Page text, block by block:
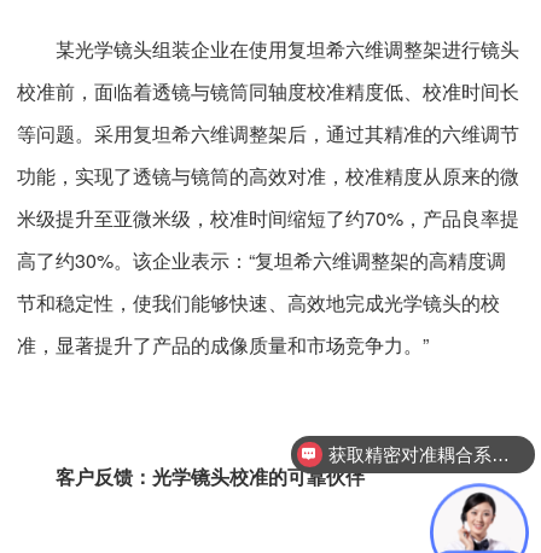
某光学镜头组装企业在使用复坦希六维调整架进行镜头
校准前，面临着透镜与镜筒同轴度校准精度低、校准时间长
等问题。采用复坦希六维调整架后，通过其精准的六维调节
功能，实现了透镜与镜筒的高效对准，校准精度从原来的微
米级提升至亚微米级，校准时间缩短了约70%，产品良率提
高了约30%。该企业表示：“复坦希六维调整架的高精度调
节和稳定性，使我们能够快速、高效地完成光学镜头的校
准，显著提升了产品的成像质量和市场竞争力。”
客户反馈：光学镜头校准的可靠伙伴
获取精密对准耦合系统技术方案